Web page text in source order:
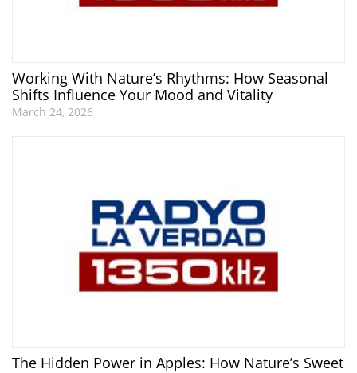
Working With Nature’s Rhythms: How Seasonal
Shifts Influence Your Mood and Vitality
March 24, 2026
The Hidden Power in Apples: How Nature’s Sweet